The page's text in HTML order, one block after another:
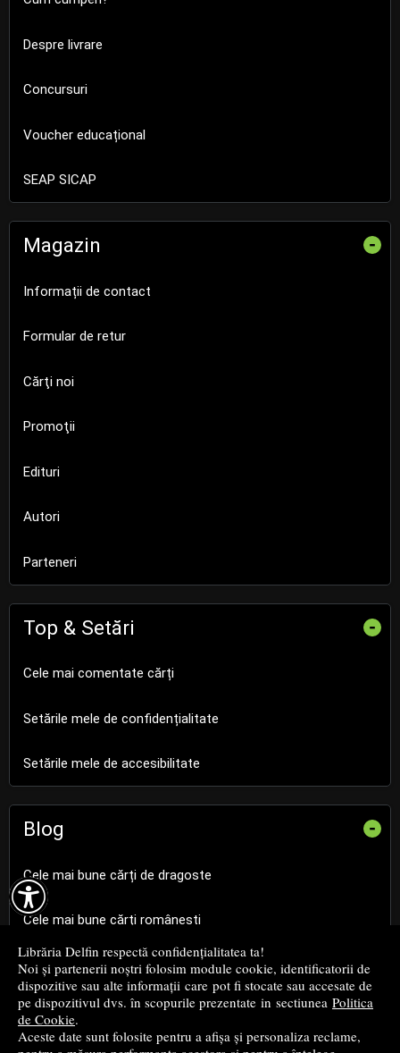

Librăria Delfin respectă confidențialitatea ta!
Noi și partenerii noștri folosim module cookie, identificatorii de
dispozitive sau alte informații care pot fi stocate sau accesate de
pe dispozitivul dvs. în scopurile prezentate in sectiunea Politica
de Cookie.
Aceste date sunt folosite pentru a afișa și personaliza reclame,
Despre livrare
Concursuri
Voucher educațional
SEAP SICAP
Magazin -
Informații de contact
Formular de retur
Cărţi noi
Promoţii
Edituri
Autori
Parteneri
Top & Setări -
Cele mai comentate cărți
Setările mele de confidențialitate
Setările mele de accesibilitate
Blog -
Cele mai bune cărți de dragoste
Cele mai bune cărți românești
Cele mai bune cărți religioase
Cele mai bune cărți de istorie